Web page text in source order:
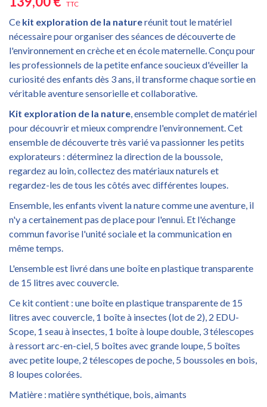
TTC
Ce kit exploration de la natureréunit tout le matériel
nécessaire pour organiser des séances de découverte de
l'environnement en crèche et en école maternelle. Conçu pour
les professionnels de la petite enfance soucieux d'éveiller la
curiosité des enfants dès 3 ans, il transforme chaque sortie en
véritable aventure sensorielle et collaborative.
Kit exploration de la nature, ensemble complet de matériel
pour découvrir et mieux comprendre l'environnement. Cet
ensemble de découverte très varié va passionner les petits
explorateurs : déterminez la direction de la boussole,
regardez au loin, collectez des matériaux naturels et
regardez-les de tous les côtés avec différentes loupes.
Ensemble, les enfants vivent la nature comme une aventure, il
n'y a certainement pas de place pour l'ennui. Et l'échange
commun favorise l'unité sociale et la communication en
même temps.
L'ensemble est livré dans une boîte en plastique transparente
de 15 litres avec couvercle.
Ce kit contient : une boîte en plastique transparente de 15
litres avec couvercle, 1 boîte à insectes (lot de 2), 2 EDU-
Scope, 1 seau à insectes, 1 boîte à loupe double, 3 télescopes
à ressort arc-en-ciel, 5 boîtes avec grande loupe, 5 boîtes
avec petite loupe, 2 télescopes de poche, 5 boussoles en bois,
8 loupes colorées.
Matière : matière synthétique, bois, aimants